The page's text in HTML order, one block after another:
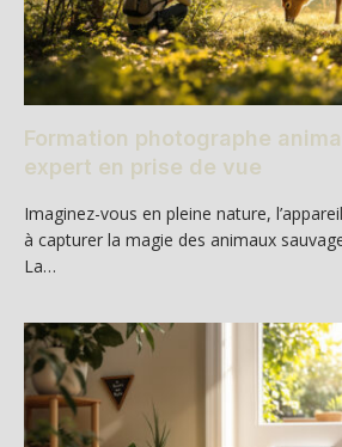
Formation photographe
expert en prise de vue
Imaginez-vous en pleine nature,
à capturer la magie des animaux
La…